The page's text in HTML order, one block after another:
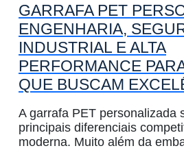
GARRAFA PET
ENGENHARIA,
INDUSTRIAL E ALTA
PERFORMANCE
QUE BUSCAM
A garrafa PET personalizada
principais diferenciais
moderna. Muito além da